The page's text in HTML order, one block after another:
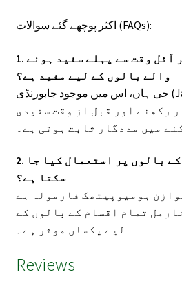
اکثر پوچھے گئے سوالات (FAQs):
1. کیا ڈچمینز ہیئر آئل وقت سے پہلے سفید ہونے
والے بالوں کے لیے مفید ہے؟
جی ہاں، اس میں موجود جابورنڈی (Jaborandi) بالوں کی
رکھنے اور قبل از وقت سفیدی
میں مددگار ثابت ہوتی ہے۔
2. کیا اسے ہر قسم کے بالوں پر استعمال کیا جا
سکتا ہے؟
ہومیوپیتھک فارمولہ ہے
تمام اقسام کے بالوں کے
لیے یکساں موثر ہے۔
Reviews